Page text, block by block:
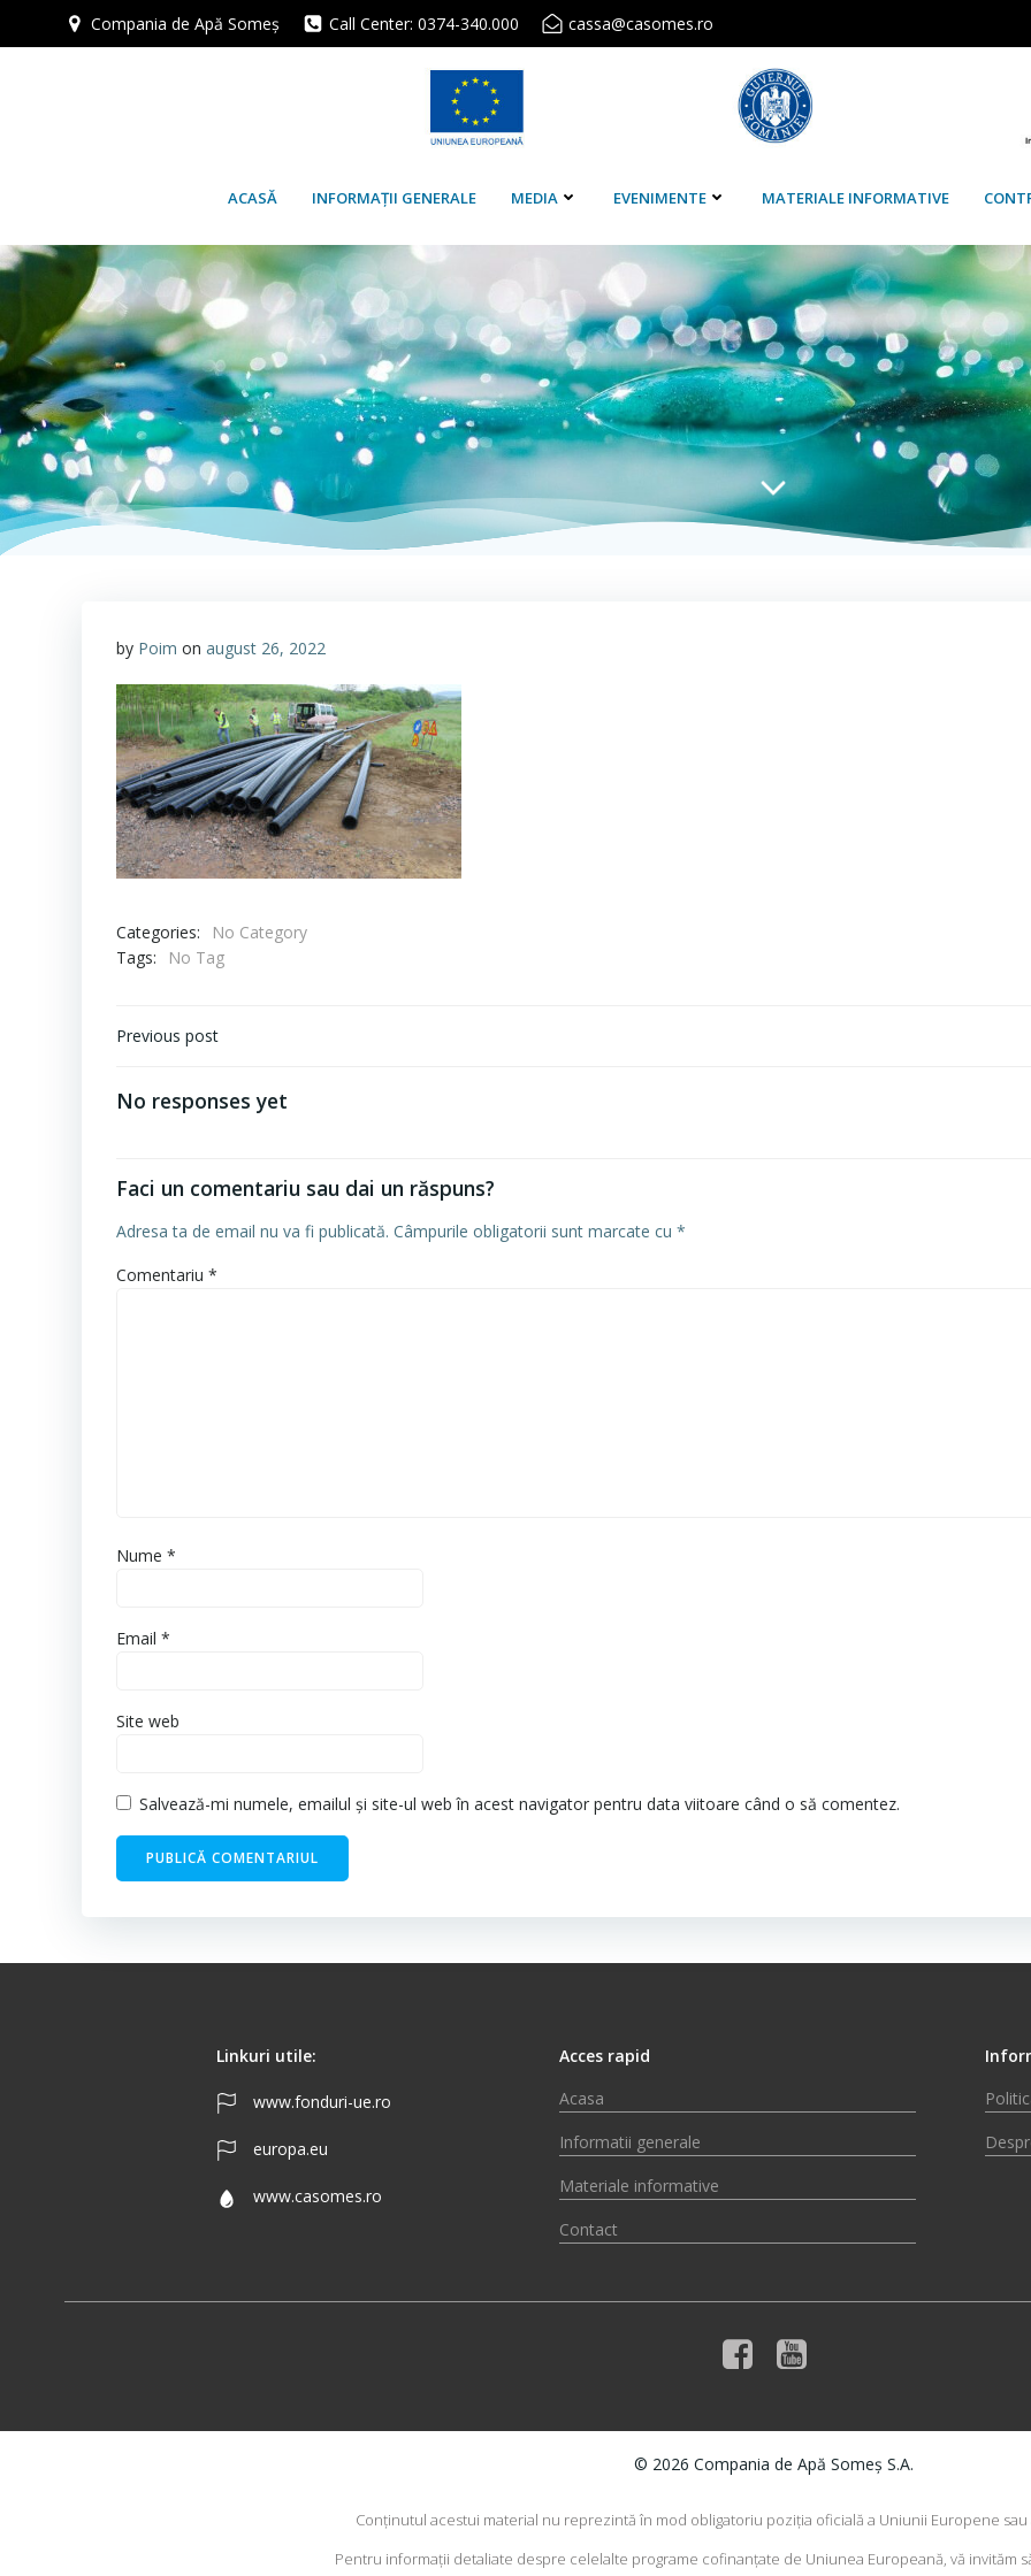
Compania de Apă Someș Call Center: 0374-340.000 cassa@casomes.ro
ACASĂ INFORMAȚII GENERALE MEDIA EVENIMENTE MATERIALE INFORMATIVE
by Poim on august 26, 2022
Categories:
No Category
Tags:
No Tag
Navigare
articole
Previous post
No responses yet
Faci un comentariu sau dai un răspuns?
Adresa ta de email nu va fi publicată. Câmpurile obligatorii sunt marcate cu *
Comentariu *
Nume *
Email *
Site web
Salvează-mi numele, emailul și site-ul web în acest navigator pentru data viitoare când o să comentez.
Linkuri utile:
www.fonduri-ue.ro
europa.eu
www.casomes.ro
Acces rapid
Acasa
Informatii generale
Materiale informative
Contact
© 2026 Compania de Apă Someș S.A.
Conţinutul acestui material nu reprezintă în mod obligatoriu poziţia oficială a Uniunii Europene
Pentru informaţii detaliate despre celelalte programe cofinanţate de Uniunea Europeană, vă invităm